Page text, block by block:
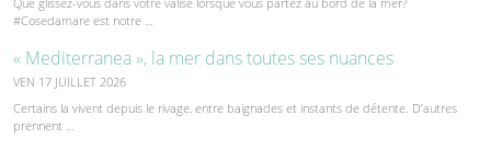
#Cosedamare est notre …
« Mediterranea », la mer dans toutes ses nuances
VEN 17 JUILLET 2026
Certains la vivent depuis le rivage, entre baignades et instants de détente. D’autres
prennent …